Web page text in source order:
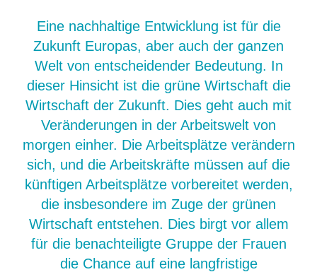
Eine nachhaltige Entwicklung ist für die
Zukunft Europas, aber auch der ganzen
Welt von entscheidender Bedeutung. In
dieser Hinsicht ist die grüne Wirtschaft die
Wirtschaft der Zukunft. Dies geht auch mit
Veränderungen in der Arbeitswelt von
morgen einher. Die Arbeitsplätze verändern
sich, und die Arbeitskräfte müssen auf die
künftigen Arbeitsplätze vorbereitet werden,
die insbesondere im Zuge der grünen
Wirtschaft entstehen. Dies birgt vor allem
für die benachteiligte Gruppe der Frauen
die Chance auf eine langfristige